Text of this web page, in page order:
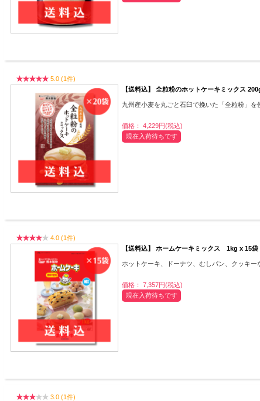
5.0 (1件)
【送料込】 全粒粉のホットケーキミックス
九州産小麦を丸ごと石臼で挽いた「全粒粉」を
価格： 4,229円(税込)
現在入荷待ちです
4.0 (1件)
【送料込】 ホームケーキミックス 1kg x 15袋
ホットケーキ、ドーナツ、むしパン、クッキ
価格： 7,357円(税込)
現在入荷待ちです
3.0 (1件)